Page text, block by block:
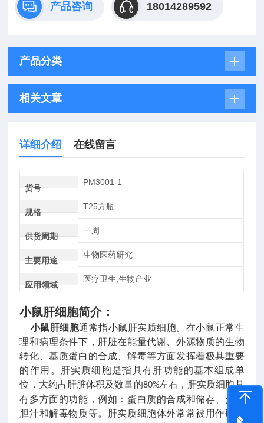
产品咨询 18014289592
产品分类
相关文章
详细介绍 在线留言
货号
PM3001-1
规格
T25方瓶
供货周期
一周
主要用途
生物医药研究
应用领域
医疗卫生,生物产业
小鼠肝细胞简介：
小鼠肝细胞通常指小鼠肝实质细胞。在小鼠正常生
理和病理条件下，肝脏在能量代谢、外源物质的生物
转化、基质蛋白的合成、解毒等方面发挥着极其重要
的作用。肝实质细胞是指具有肝功能的基本组成单
位，大约占肝脏体积及数量的80%左右，肝实质细胞具
有多方面的功能，例如：蛋白质的合成和储存、分泌
胆汁和解毒物质等。肝实质细胞体外常常被用作研究